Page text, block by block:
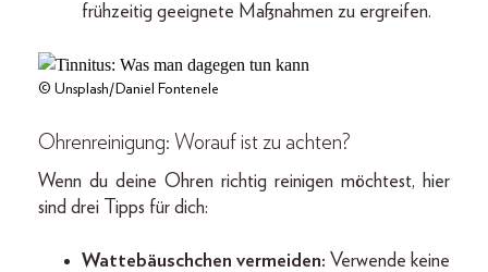
frühzeitig geeignete Maßnahmen zu ergreifen.
© Unsplash/Daniel Fontenele
Ohrenreinigung: Worauf ist zu achten?
Wenn du deine Ohren richtig reinigen möchtest, hier
sind drei Tipps für dich:
Wattebäuschchen vermeiden: Verwende keine